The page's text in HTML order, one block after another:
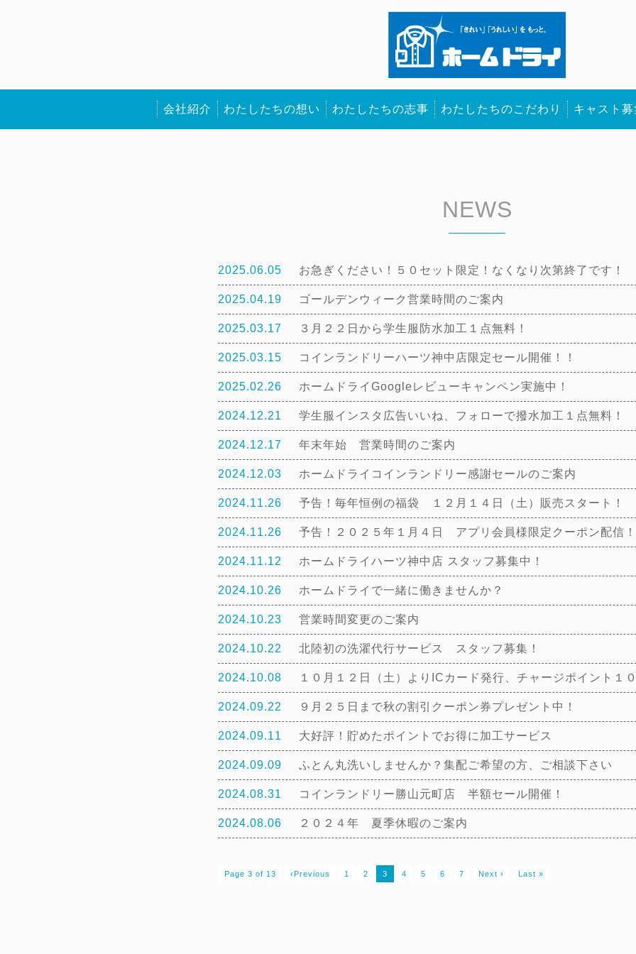
会社紹介 わたしたちの想い わたしたちの志事 わたしたちのこだわり キャスト募
NEWS
2025.06.05 お急ぎください！５０セット限定！なくなり次第終了です！
2025.04.19 ゴールデンウィーク営業時間のご案内
2025.03.17 ３月２２日から学生服防水加工１点無料！
2025.03.15 コインランドリーハーツ神中店限定セール開催！！
2025.02.26 ホームドライGoogleレビューキャンペン実施中！
2024.12.21 学生服インスタ広告いいね、フォローで撥水加工１点無料！
2024.12.17 年末年始 営業時間のご案内
2024.12.03 ホームドライコインランドリー感謝セールのご案内
2024.11.26 予告！毎年恒例の福袋 １２月１４日（土）販売スタート！
2024.11.26 予告！２０２５年１月４日 アプリ会員様限定クーポン配信！
2024.11.12 ホームドライハーツ神中店 スタッフ募集中！
2024.10.26 ホームドライで一緒に働きませんか？
2024.10.23 営業時間変更のご案内
2024.10.22 北陸初の洗濯代行サービス スタッフ募集！
2024.10.08 １０月１２日（土）よりICカード発行、チャージポイント１
2024.09.22 ９月２５日まで秋の割引クーポン券プレゼント中！
2024.09.11 大好評！貯めたポイントでお得に加工サービス
2024.09.09 ふとん丸洗いしませんか？集配ご希望の方、ご相談下さい
2024.08.31 コインランドリー勝山元町店 半額セール開催！
2024.08.06 ２０２４年 夏季休暇のご案内
Page 3 of 13 ‹Previous 1 2 3 4 5 6 7 Next › Last »